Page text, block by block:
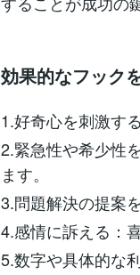
効果的なフック
1.好奇心を刺激す
2.緊急性や希少性
ます。
3.問題解決の提案
4.感情に訴える：
5.数字や具体的な